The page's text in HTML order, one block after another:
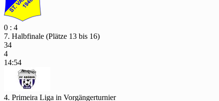
0 : 4
7. Halbfinale (Plätze 13 bis 16)
34
4
14:54
4. Primeira Liga in Vorgängerturnier